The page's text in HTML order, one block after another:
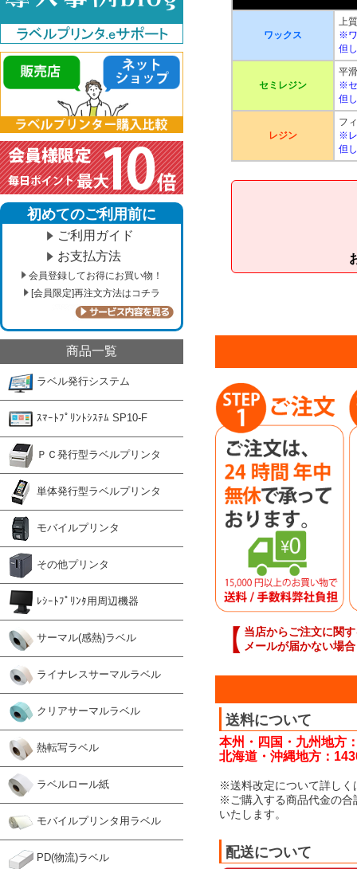
初めてのご利用前に
ご利用ガイド
お支払方法
会員登録してお得にお買い物！
[会員限定]再注文方法はコチラ
商品一覧
ラベル発行システム
ｽﾏｰﾄﾌﾟﾘﾝﾄｼｽﾃﾑ SP10-F
ＰＣ発行型ラベルプリンタ
単体発行型ラベルプリンタ
モバイルプリンタ
その他プリンタ
ﾚｼｰﾄﾌﾟﾘﾝﾀ用周辺機器
サーマル(感熱)ラベル
ライナレスサーマルラベル
クリアサーマルラベル
熱転写ラベル
ラベルロール紙
モバイルプリンタ用ラベル
PD(物流)ラベル
ワックス
上
※ワ
但
セミレジン
平
※セ
但
レジン
フ
※レ
但
【 当店からご注文に関
メールが届かない場合
送料について
本州・四国・九州地方
北海道・沖縄地方：
※送料改定について詳しく
※ご購入する商品代金の合
いたします。
配送について